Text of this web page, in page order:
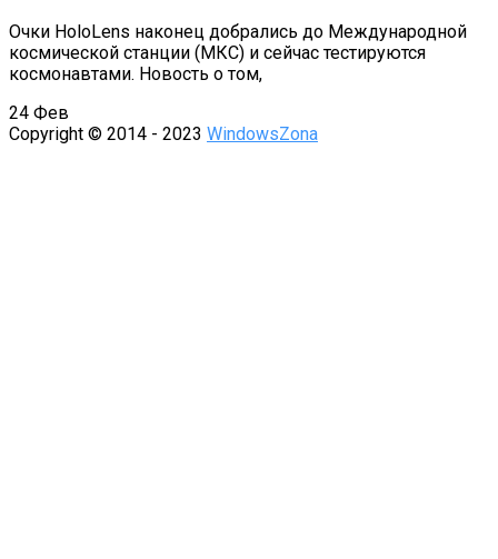
Очки HoloLens наконец добрались до Международной
космической станции (МКС) и сейчас тестируются
космонавтами. Новость о том,
24 Фев
Copyright © 2014 - 2023 WindowsZona